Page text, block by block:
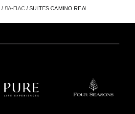
/ ЛА-ПАС/ SUITES CAMINO REAL